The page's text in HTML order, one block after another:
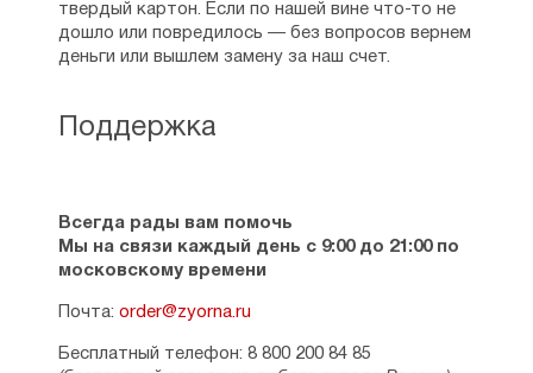
Поддержка
Всегда рады вам помочь
Мы на связи каждый день с 9:00 до 21:00 по
московскому времени
Почта: order@zyorna.ru
Бесплатный телефон: 8 800 200 84 85
твердый картон. Если по нашей вине что-то не
дошло или повредилось — без вопросов вернем
деньги или вышлем замену за наш счет.